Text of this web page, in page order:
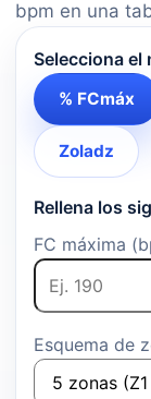
bpm en una
Selecciona el
% FCmáx
Zoladz
Rellena los
FC máxima
Esquema de